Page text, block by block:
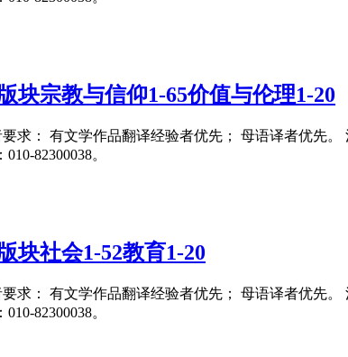
块宗教与信仰1-65价值与伦理1-20
求： 有文学作品翻译经验者优先； 母语译者优先
82300038。
块社会1-52教育1-20
求： 有文学作品翻译经验者优先； 母语译者优先
82300038。